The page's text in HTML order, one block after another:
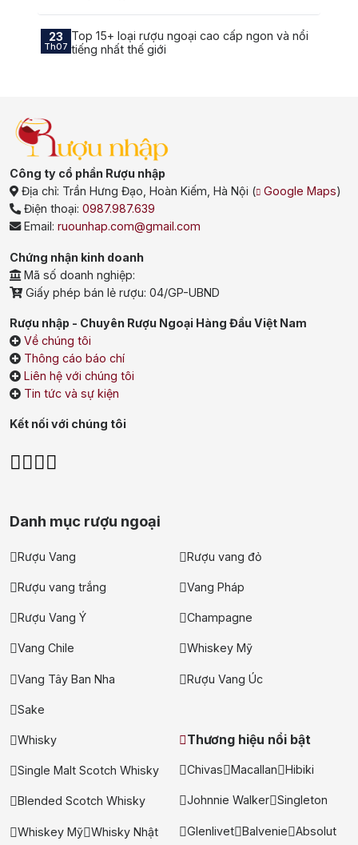
23
Th07
Top 15+ loại rượu ngoại cao cấp ngon và nổi
tiếng nhất thế giới
Công ty cổ phần Rượu nhập
Địa chỉ: Trần Hưng Đạo, Hoàn Kiếm, Hà Nội ( Google Maps)
Điện thoại:0987.987.639
Email:ruounhap.com@gmail.com
Chứng nhận kinh doanh
Mã số doanh nghiệp:
Giấy phép bán lẻ rượu: 04/GP-UBND
Rượu nhập - Chuyên Rượu Ngoại Hàng Đầu Việt Nam
Về chúng tôi
Thông cáo báo chí
Liên hệ với chúng tôi
Tin tức và sự kiện
Kết nối với chúng tôi
Danh mục rượu ngoại
Rượu Vang Rượu vang đỏ
Rượu vang trắng Vang Pháp
Rượu Vang Ý Champagne
Vang Chile Whiskey Mỹ
Vang Tây Ban Nha Rượu Vang Úc
Sake
Whisky
Single Malt Scotch Whisky
Blended Scotch Whisky
Whiskey Mỹ Whisky Nhật
Thương hiệu nổi bật
Chivas Macallan Hibiki
Johnnie Walker Singleton
Glenlivet Balvenie Absolut